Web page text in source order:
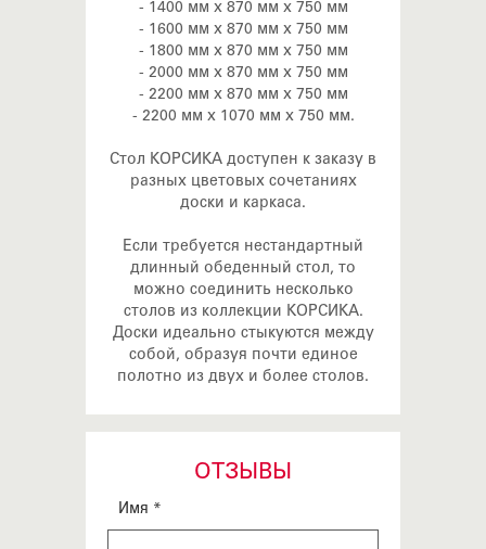
- 1400 мм х 870 мм х 750 мм
- 1600 мм х 870 мм х 750 мм
- 1800 мм х 870 мм х 750 мм
- 2000 мм х 870 мм х 750 мм
- 2200 мм х 870 мм х 750 мм
- 2200 мм х 1070 мм х 750 мм.
Стол КОРСИКА доступен к заказу в
разных цветовых сочетаниях
доски и каркаса.
Если требуется нестандартный
длинный обеденный стол, то
можно соединить несколько
столов из коллекции КОРСИКА.
Доски идеально стыкуются между
собой, образуя почти единое
полотно из двух и более столов.
ОТЗЫВЫ
Имя *